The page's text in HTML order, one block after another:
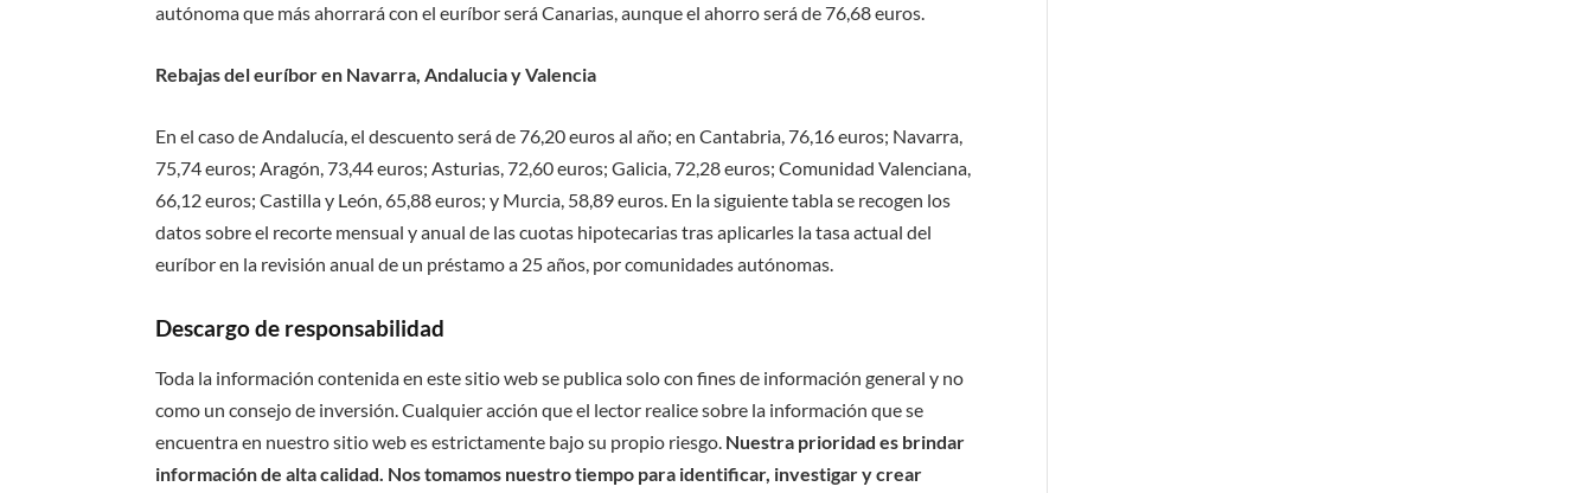
autónoma que más ahorrará con el euríbor será Canarias, aunque el ahorro será de 76,68 euros.
Rebajas del euríbor en Navarra, Andalucia y Valencia
En el caso de Andalucía, el descuento será de 76,20 euros al año; en Cantabria, 76,16 euros; Navarra,
75,74 euros; Aragón, 73,44 euros; Asturias, 72,60 euros; Galicia, 72,28 euros; Comunidad Valenciana,
66,12 euros; Castilla y León, 65,88 euros; y Murcia, 58,89 euros. En la siguiente tabla se recogen los
datos sobre el recorte mensual y anual de las cuotas hipotecarias tras aplicarles la tasa actual del
euríbor en la revisión anual de un préstamo a 25 años, por comunidades autónomas.
Descargo de responsabilidad
Toda la información contenida en este sitio web se publica solo con fines de información general y no
como un consejo de inversión. Cualquier acción que el lector realice sobre la información que se
encuentra en nuestro sitio web es estrictamente bajo su propio riesgo. Nuestra prioridad es brindar
información de alta calidad. Nos tomamos nuestro tiempo para identificar, investigar y crear